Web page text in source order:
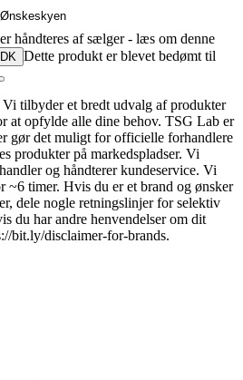
Ønskeskyen
håndteres af sælger - læs om denne
Dette produkt er blevet bedømt til
tilbyder et bredt udvalg af produkter
at opfylde alle dine behov. TSG Lab er
gør det muligt for officielle forhandlere
produkter på markedspladser. Vi
og håndterer kundeservice. Vi
~6 timer. Hvis du er et brand og ønsker
dele nogle retningslinjer for selektiv
du har andre henvendelser om dit
bit.ly/disclaimer-for-brands.